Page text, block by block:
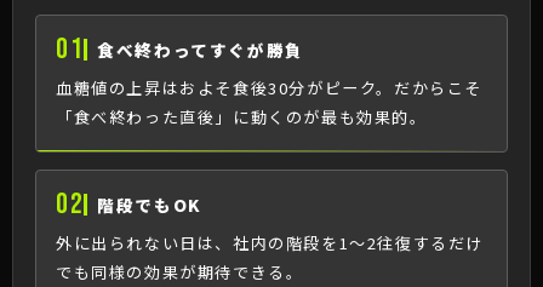
01 食べ終わってすぐが勝負
血糖値の上昇はおよそ食後30分がピーク。だからこそ
「食べ終わった直後」に動くのが最も効果的。
02 階段でもOK
外に出られない日は、社内の階段を1〜2往復するだけ
でも同様の効果が期待できる。